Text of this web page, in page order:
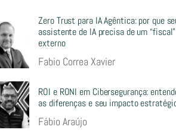
Zero Trust para IA Agêntica: por que
assistente de IA precisa de um “fiscal”
externo
Fabio Correa Xavier
ROI e RONI em Cibersegurança:
as diferenças e seu impacto
Fábio Araújo